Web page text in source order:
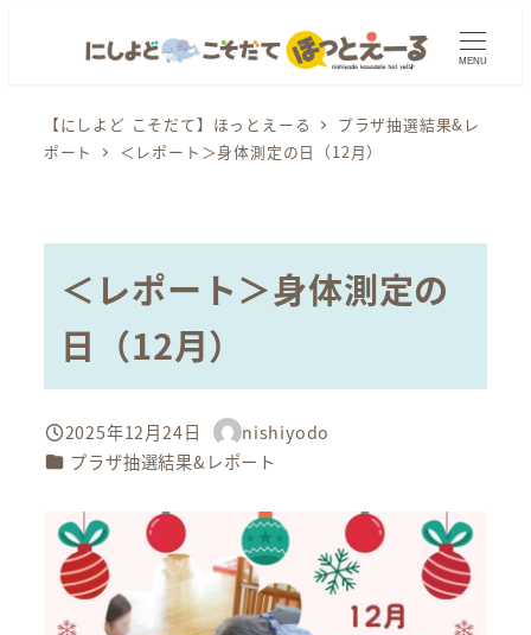
MENU
【にしよど こそだて】ほっとえーる
プラザ抽選結果&レ
ポート
＜レポート＞身体測定の日（12月）
＜レポート＞身体測定の
日（12月）
投稿日
2025年12月24日
著
者
nishiyodo
カテゴリー
プラザ抽選結果&レポート